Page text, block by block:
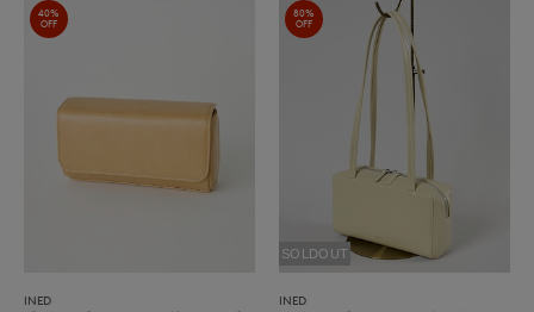
40%
OFF
INED
80%
OFF
SOLDOUT
INED